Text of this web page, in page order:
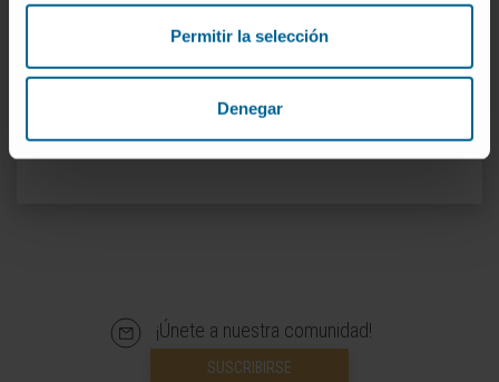
Permitir la selección
Denegar
QUIERO SOLICITAR UNA SEGUNDA OPINIÓN
¡Únete a nuestra comunidad!
SUSCRIBIRSE